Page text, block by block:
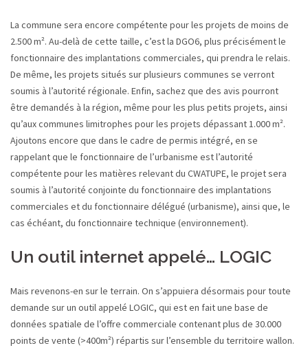
La commune sera encore compétente pour les projets de moins de
2.500 m². Au-delà de cette taille, c’est la DGO6, plus précisément le
fonctionnaire des implantations commerciales, qui prendra le relais.
De même, les projets situés sur plusieurs communes se verront
soumis à l’autorité régionale. Enfin, sachez que des avis pourront
être demandés à la région, même pour les plus petits projets, ainsi
qu’aux communes limitrophes pour les projets dépassant 1.000 m².
Ajoutons encore que dans le cadre de permis intégré, en se
rappelant que le fonctionnaire de l’urbanisme est l’autorité
compétente pour les matières relevant du CWATUPE, le projet sera
soumis à l’autorité conjointe du fonctionnaire des implantations
commerciales et du fonctionnaire délégué (urbanisme), ainsi que, le
cas échéant, du fonctionnaire technique (environnement).
Un outil internet appelé… LOGIC
Mais revenons-en sur le terrain. On s’appuiera désormais pour toute
demande sur un outil appelé LOGIC, qui est en fait une base de
données spatiale de l’offre commerciale contenant plus de 30.000
points de vente (>400m²) répartis sur l’ensemble du territoire wallon.